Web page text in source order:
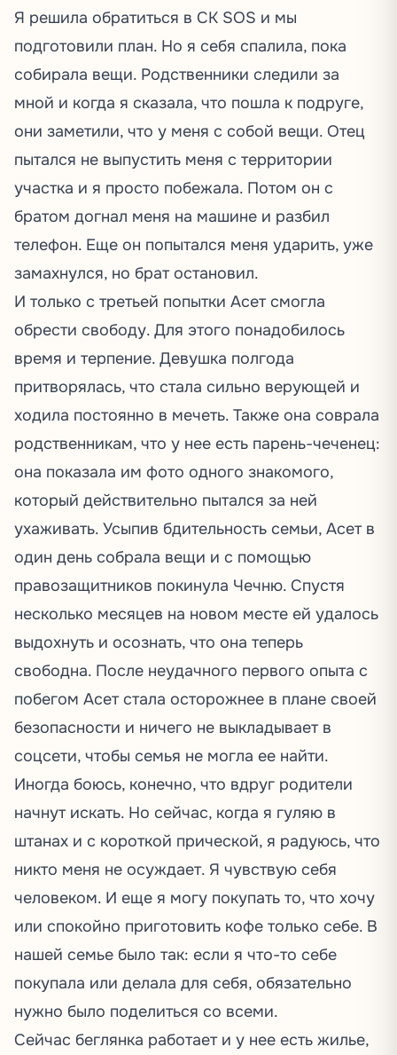
Я решила обратиться в СК SOS и мы
подготовили план. Но я себя спалила, пока
собирала вещи. Родственники следили за
мной и когда я сказала, что пошла к подруге,
они заметили, что у меня с собой вещи. Отец
пытался не выпустить меня с территории
участка и я просто побежала. Потом он с
братом догнал меня на машине и разбил
телефон. Еще он попытался меня ударить, уже
замахнулся, но брат остановил.
И только с третьей попытки Асет смогла
обрести свободу. Для этого понадобилось
время и терпение. Девушка полгода
притворялась, что стала сильно верующей и
ходила постоянно в мечеть. Также она соврала
родственникам, что у нее есть парень-чеченец:
она показала им фото одного знакомого,
который действительно пытался за ней
ухаживать. Усыпив бдительность семьи, Асет в
один день собрала вещи и с помощью
правозащитников покинула Чечню. Спустя
несколько месяцев на новом месте ей удалось
выдохнуть и осознать, что она теперь
свободна. После неудачного первого опыта с
побегом Асет стала осторожнее в плане своей
безопасности и ничего не выкладывает в
соцсети, чтобы семья не могла ее найти.
Иногда боюсь, конечно, что вдруг родители
начнут искать. Но сейчас, когда я гуляю в
штанах и с короткой прической, я радуюсь, что
никто меня не осуждает. Я чувствую себя
человеком. И еще я могу покупать то, что хочу
или спокойно приготовить кофе только себе. В
нашей семье было так: если я что-то себе
покупала или делала для себя, обязательно
нужно было поделиться со всеми.
Сейчас беглянка работает и у нее есть жилье,